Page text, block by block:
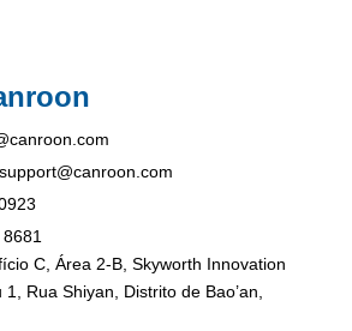
support@canroon.com
C, Área 2-B, Skyworth Innovation
Rua Shiyan, Distrito de Bao’an,